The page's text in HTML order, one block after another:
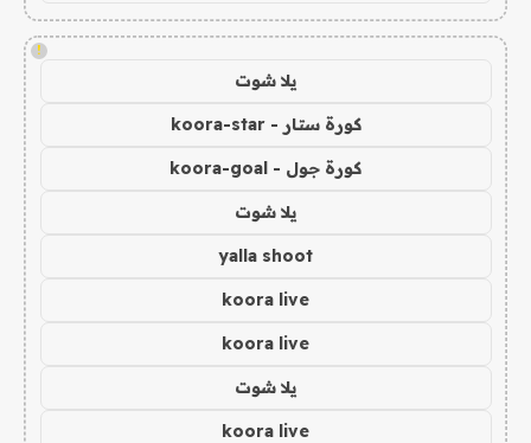
!
يلا شوت
كورة ستار - koora-star
كورة جول - koora-goal
يلا شوت
yalla shoot
koora live
koora live
يلا شوت
koora live